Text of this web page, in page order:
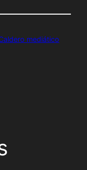
mediático